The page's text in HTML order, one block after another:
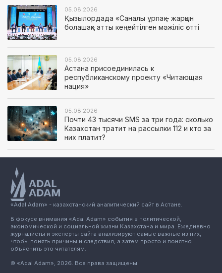
05.08.2026
Қызылордада «Саналы ұрпақ – жарқын
болашақ» атты кеңейтілген мәжіліс өтті
05.08.2026
Астана присоединилась к
республиканскому проекту «Читающая
нация»
05.08.2026
Почти 43 тысячи SMS за три года: сколько
Казахстан тратит на рассылки 112 и кто за
них платит?
«Adal Adam» - казахстанский аналитический сайт в Астане.
В фокусе внимания «Adal Adam» события в политической,
экономической и социальной жизни Казахстана и мира. Ежедневно
журналисты и эксперты сайта анализируют самые важные из них,
чтобы понять причины и следствия, а затем просто и понятно
объяснить это читателям.
© «Adal Adam», 2026. Все права защищены